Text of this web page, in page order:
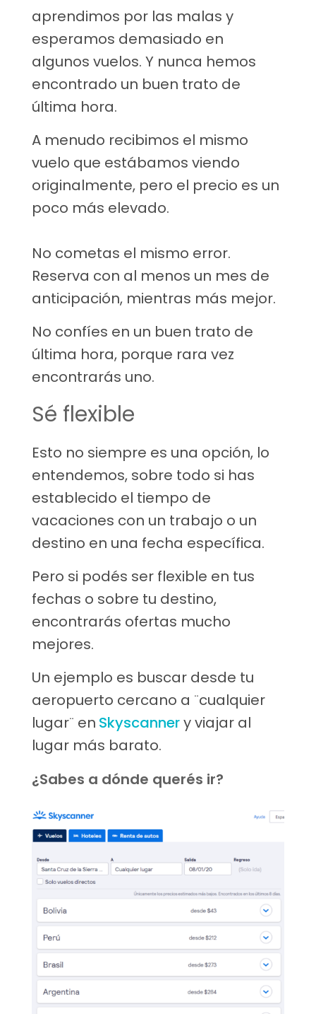
aprendimos por las malas y
esperamos demasiado en
algunos vuelos. Y nunca hemos
encontrado un buen trato de
última hora.
A menudo recibimos el mismo
vuelo que estábamos viendo
originalmente, pero el precio es un
poco más elevado.
No cometas el mismo error.
Reserva con al menos un mes de
anticipación, mientras más mejor.
No confíes en un buen trato de
última hora, porque rara vez
encontrarás uno.
Sé flexible
Esto no siempre es una opción, lo
entendemos, sobre todo si has
establecido el tiempo de
vacaciones con un trabajo o un
destino en una fecha específica.
Pero si podés ser flexible en tus
fechas o sobre tu destino,
encontrarás ofertas mucho
mejores.
Un ejemplo es buscar desde tu
aeropuerto cercano a ¨cualquier
lugar¨ en Skyscannery viajar al
lugar más barato.
¿Sabes a dónde querés ir?